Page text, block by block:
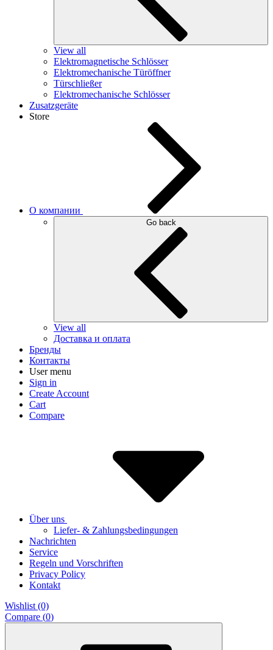
View all
Elektromagnetische Schlösser
Elektromechanische Türöffner
Türschließer
Elektromechanische Schlösser
Zusatzgeräte
Store
О компании
Go back
View all
Доставка и оплата
Бренды
Контакты
User menu
Sign in
Create Account
Cart
Compare
Über uns
Liefer- & Zahlungsbedingungen
Nachrichten
Service
Regeln und Vorschriften
Privacy Policy
Kontakt
Wishlist (0)
Compare (0)